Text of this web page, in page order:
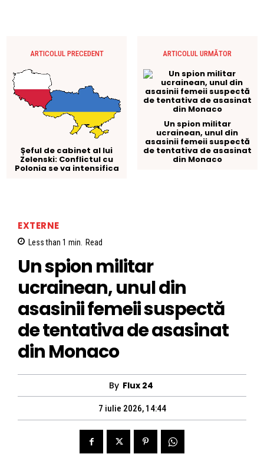
ARTICOLUL PRECEDENT
Șeful de cabinet al lui
Zelenski: Conflictul cu
Polonia se va intensifica
ARTICOLUL URMĂTOR
Un spion militar
ucrainean, unul din
asasinii femeii suspectă
de tentativa de asasinat
din Monaco